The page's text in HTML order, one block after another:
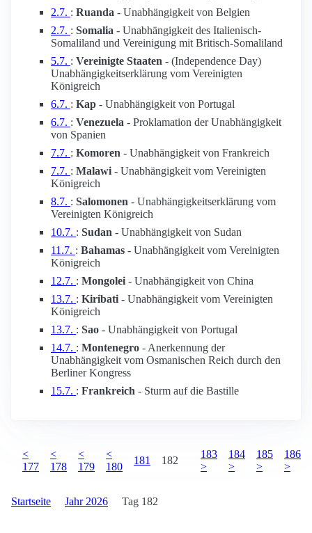
2.7. : Ruanda - Unabhängigkeit von Belgien
2.7. : Somalia - Unabhängigkeit des Italienisch-
Somaliland und Vereinigung mit Britisch-Somaliland
5.7. : Vereinigte Staaten - (Independence Day)
Unabhängigkeitserklärung vom Vereinigten
Königreich
6.7. : Kap - Unabhängigkeit von Portugal
6.7. : Venezuela - Proklamation der Unabhängigkeit
von Spanien
7.7. : Komoren - Unabhängigkeit von Frankreich
7.7. : Malawi - Unabhängigkeit vom Vereinigten
Königreich
8.7. : Salomonen - Unabhängigkeitserklärung vom
Vereinigten Königreich
10.7. : Sudan - Unabhängigkeit von Sudan
11.7. : Bahamas - Unabhängigkeit vom Vereinigten
Königreich
12.7. : Mongolei - Unabhängigkeit von China
13.7. : Kiribati - Unabhängigkeit vom Vereinigten
Königreich
13.7. : Sao - Unabhängigkeit von Portugal
14.7. : Montenegro - Anerkennung der
Unabhängigkeit vom Osmanischen Reich durch den
Berliner Kongress
15.7. : Frankreich - Sturm auf die Bastille
<
177
<
178
<
179
<
180
181 182
183
>
184
>
185
>
186
>
Startseite Jahr 2026 Tag 182